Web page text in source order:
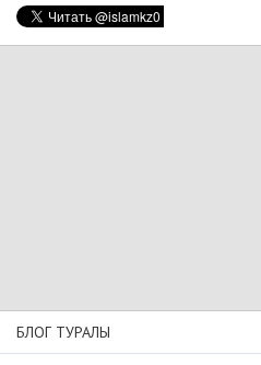
БЛОГ ТУРАЛЫ